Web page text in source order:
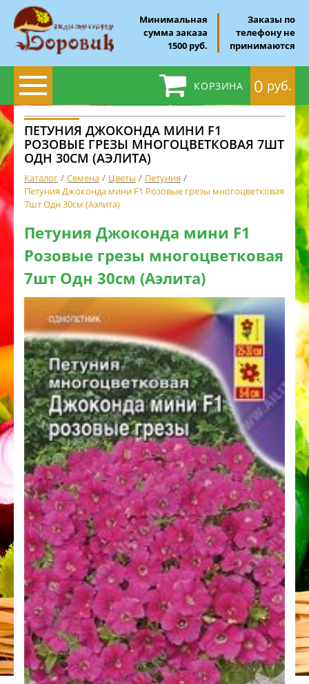
Минимальная
сумма заказа
1500 руб.
Заказы по
телефону не
принимаются
КОРЗИНА 0 руб.
ПЕТУНИЯ ДЖОКОНДА МИНИ F1
РОЗОВЫЕ ГРЕЗЫ МНОГОЦВЕТКОВАЯ 7ШТ
ОДН 30СМ (АЭЛИТА)
Каталог Семена Цветы
Петуния
Петуния Джоконда мини F1 Розовые грезы многоцветковая
7шт Одн 30см (Аэлита)
Петуния Джоконда мини F1
Розовые грезы многоцветковая
7шт Одн 30см (Аэлита)